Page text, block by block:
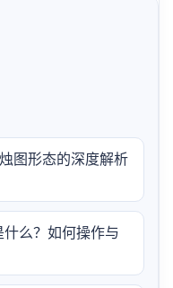
图形态的深度解析
么？如何操作与